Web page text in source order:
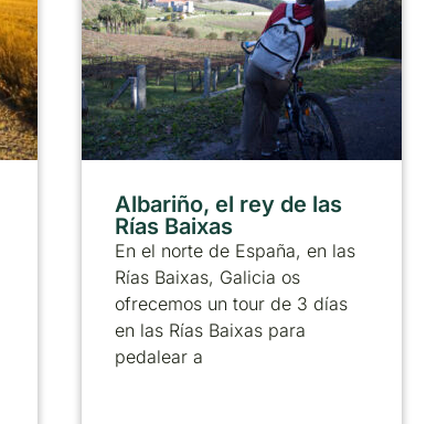
Albariño, el rey de las
Rías Baixas
En el norte de España, en las
Rías Baixas, Galicia os
ofrecemos un tour de 3 días
en las Rías Baixas para
pedalear a